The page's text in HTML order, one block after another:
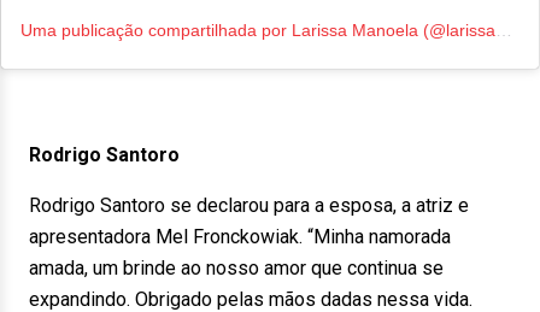
Rodrigo Santoro
Rodrigo Santoro se declarou para a esposa, a atriz e
apresentadora Mel Fronckowiak. “Minha namorada
amada, um brinde ao nosso amor que continua se
expandindo. Obrigado pelas mãos dadas nessa vida.